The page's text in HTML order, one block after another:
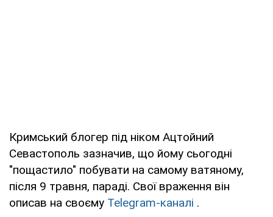
Кримський блогер під ніком Ацтойний
Севастополь зазначив, що йому сьогодні
"пощастило" побувати на самому ватяному,
після 9 травня, параді. Свої враження він
описав на своєму Telegram-каналі .